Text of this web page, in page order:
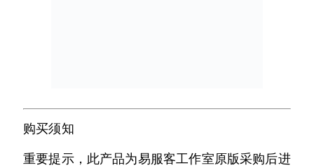
购买须知
重要提示，此产品为易服客工作室原版采购后进